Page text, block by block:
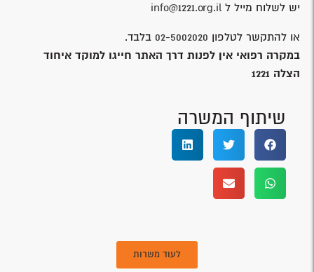
יש לשלוח מייל ל info@1221.org.il
או להתקשר לטלפון
בלבד.
במקרה רפואי אין לפנות דרך האתר חייגו למוקד איחוד
הצלה 1221
שיתוף המשרה
לעוד משרות